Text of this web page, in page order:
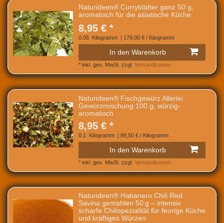
Naturideen® Curryblätter ganz 50 g,
aromatisch für die asiatische Küche
8,95 € *
0.05 Kilogramm | 179,00 € / Kilogramm
In den Warenkorb
* inkl. ges. MwSt. zzgl. Versandkosten
Naturideen® Fischgewürz Allerlei
Gewürzmischung 100 g, würzig-
aromatisch
8,95 € *
0.1 Kilogramm | 89,50 € / Kilogramm
In den Warenkorb
* inkl. ges. MwSt. zzgl. Versandkosten
Naturideen® Habanero Chili Red
Savina gemahlen 50 g – intensiv
scharfe Chilispezialität für feurige Küche
und kräftiges Würzen